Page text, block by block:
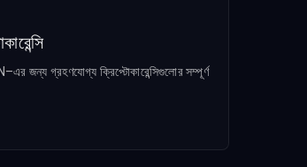
জন্য গ্রহণযোগ্য ক্রিপ্টোকারেন্সিগুলোর সম্পূর্ণ